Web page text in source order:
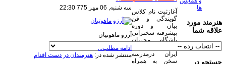
سه شنبه, 06 مهر 775 22:30
آرزو ماهوتیان
ادامه مطلب...
منتشر شده در: هنرمندان در دست اقدام
آغازثبت نام کلاس
گویندگی و فن
بیان و دوره
پیشرفته سخنرانی
باشگاه مجریان
ایران درمدرسه
سخن به همراه
ها
هنرمند مورد
علاقه شما
جستجو در